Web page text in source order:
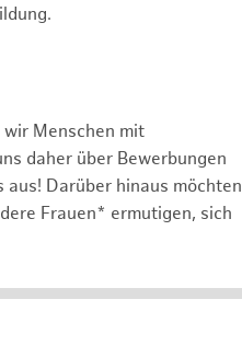
Menschen mit
daher über Bewerbungen
Darüber hinaus möchten
Frauen* ermutigen, sich